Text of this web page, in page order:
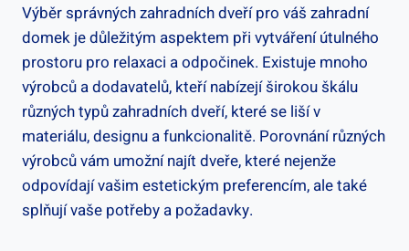
Výběr správných zahradních dveří pro váš zahradní
domek je důležitým aspektem při vytváření útulného
prostoru pro relaxaci a odpočinek. Existuje mnoho
výrobců a dodavatelů, kteří nabízejí širokou škálu
různých typů zahradních dveří, které se liší v
materiálu, designu a funkcionalitě. Porovnání různých
výrobců vám umožní najít dveře, které nejenže
odpovídají vašim estetickým preferencím, ale také
splňují vaše potřeby a požadavky.